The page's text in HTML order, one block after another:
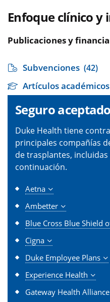
Enfoque clínico y
Publicaciones y
Subvenciones (42)
Artículos académicos
Seguro aceptado
Duke Health tiene
principales compañías
de trasplantes,
continuación.
Aetna
Ambetter
Blue Cross Blue Shield
Cigna
Duke Employee Plans
Experience Health
Gateway Health Alliance